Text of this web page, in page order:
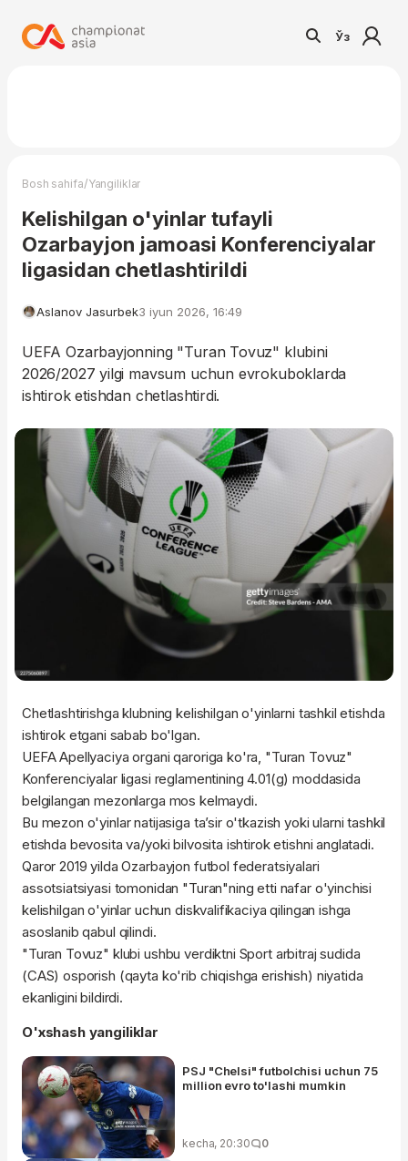
Ўз
Bosh sahifa/Yangiliklar
Kelishilgan o'yinlar tufayli
Ozarbayjon jamoasi Konferenciyalar
ligasidan chetlashtirildi
Aslanov Jasurbek3 iyun 2026, 16:49
UEFA Ozarbayjonning "Turan Tovuz" klubini
2026/2027 yilgi mavsum uchun evrokuboklarda
ishtirok etishdan chetlashtirdi.
Chetlashtirishga klubning kelishilgan o'yinlarni tashkil etishda
ishtirok etgani sabab bo'lgan.
UEFA Apellyaciya organi qaroriga ko'ra, "Turan Tovuz"
Konferenciyalar ligasi reglamentining 4.01(g) moddasida
belgilangan mezonlarga mos kelmaydi.
Bu mezon o'yinlar natijasiga ta’sir o'tkazish yoki ularni tashkil
etishda bevosita va/yoki bilvosita ishtirok etishni anglatadi.
Qaror 2019 yilda Ozarbayjon futbol federatsiyalari
assotsiatsiyasi tomonidan "Turan"ning etti nafar o'yinchisi
kelishilgan o'yinlar uchun diskvalifikaciya qilingan ishga
asoslanib qabul qilindi.
"Turan Tovuz" klubi ushbu verdiktni Sport arbitraj sudida
(CAS) osporish (qayta ko'rib chiqishga erishish) niyatida
ekanligini bildirdi.
O'xshash yangiliklar
PSJ "Chelsi" futbolchisi uchun 75
million evro to'lashi mumkin
kecha, 20:30 0